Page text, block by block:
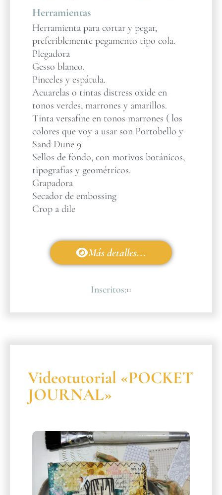
Herramientas
Herramienta para cortar y pegar,
preferiblemente pegamento tipo cola.
Plegadora
Gesso blanco.
Pinceles y espátula.
Acuarelas o tintas distress oxide en
tonos verdes, marrones y amarillos.
Tinta versafine en tonos marrones ( los
colores que voy a usar son Portobello y
Sand Dune 9
Sellos de fondo, con motivos botánicos,
tipografias y geométricos.
Grapadora
Secador de embossing
Crop a dile
Más detalles...
Inscritos:11
Videotutorial «POCKET
JOURNAL»